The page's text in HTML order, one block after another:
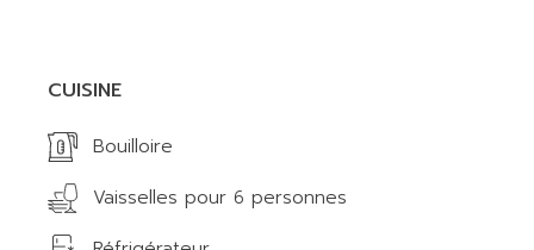
CUISINE
Bouilloire
Vaisselles pour 6 personnes